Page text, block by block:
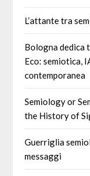
L’attante tra
Bologna dedica
Eco: semiotica,
contemporanea
Semiology or
the History of
Guerriglia
messaggi